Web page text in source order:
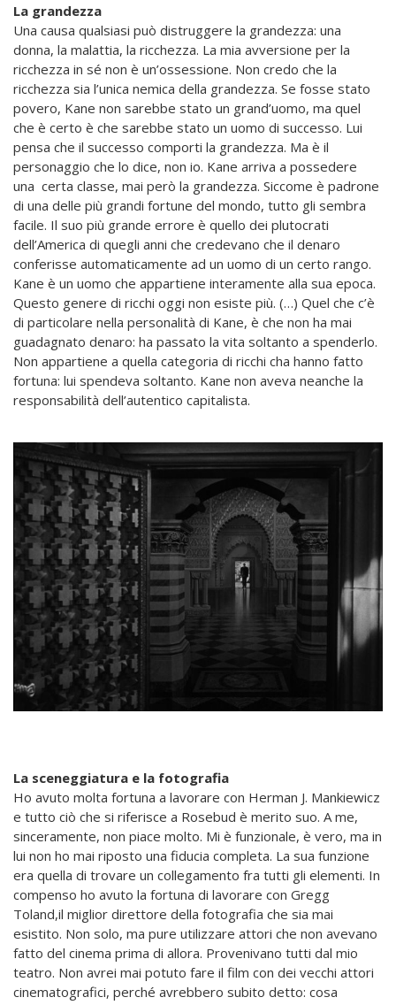
La grandezza
Una causa qualsiasi può distruggere la grandezza: una
donna, la malattia, la ricchezza. La mia avversione per la
ricchezza in sé non è un’ossessione. Non credo che la
ricchezza sia l’unica nemica della grandezza. Se fosse stato
povero, Kane non sarebbe stato un grand’uomo, ma quel
che è certo è che sarebbe stato un uomo di successo. Lui
pensa che il successo comporti la grandezza. Ma è il
personaggio che lo dice, non io. Kane arriva a possedere
una certa classe, mai però la grandezza. Siccome è padrone
di una delle più grandi fortune del mondo, tutto gli sembra
facile. Il suo più grande errore è quello dei plutocrati
dell’America di quegli anni che credevano che il denaro
conferisse automaticamente ad un uomo di un certo rango.
Kane è un uomo che appartiene interamente alla sua epoca.
Questo genere di ricchi oggi non esiste più. (…) Quel che c’è
di particolare nella personalità di Kane, è che non ha mai
guadagnato denaro: ha passato la vita soltanto a spenderlo.
Non appartiene a quella categoria di ricchi cha hanno fatto
fortuna: lui spendeva soltanto. Kane non aveva neanche la
responsabilità dell’autentico capitalista.
La sceneggiatura e la fotografia
Ho avuto molta fortuna a lavorare con Herman J. Mankiewicz
e tutto ciò che si riferisce a Rosebud è merito suo. A me,
sinceramente, non piace molto. Mi è funzionale, è vero, ma in
lui non ho mai riposto una fiducia completa. La sua funzione
era quella di trovare un collegamento fra tutti gli elementi. In
compenso ho avuto la fortuna di lavorare con Gregg
Toland,il miglior direttore della fotografia che sia mai
esistito. Non solo, ma pure utilizzare attori che non avevano
fatto del cinema prima di allora. Provenivano tutti dal mio
teatro. Non avrei mai potuto fare il film con dei vecchi attori
cinematografici, perché avrebbero subito detto: cosa